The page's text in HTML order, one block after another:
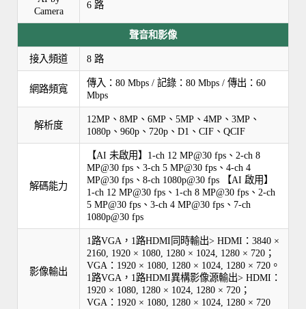
Camera
6 路
聲音和影像
接入頻道 8 路
網路頻寬
傳入：80 Mbps / 記錄：80 Mbps / 傳出：60
Mbps
解析度
12MP、8MP、6MP、5MP、4MP、3MP、
1080p、960p、720p、D1、CIF、QCIF
解碼能力
【AI 未啟用】1-ch 12 MP@30 fps、2-ch 8
MP@30 fps、3-ch 5 MP@30 fps、4-ch 4
MP@30 fps、8-ch 1080p@30 fps 【AI 啟用】
1-ch 12 MP@30 fps、1-ch 8 MP@30 fps、2-ch
5 MP@30 fps、3-ch 4 MP@30 fps、7-ch
1080p@30 fps
影像輸出
1路VGA，1路HDMI同時輸出> HDMI：3840 ×
2160, 1920 × 1080, 1280 × 1024, 1280 × 720；
VGA：1920 × 1080, 1280 × 1024, 1280 × 720。
1路VGA，1路HDMI異構影像源輸出> HDMI：
1920 × 1080, 1280 × 1024, 1280 × 720；
VGA：1920 × 1080, 1280 × 1024, 1280 × 720